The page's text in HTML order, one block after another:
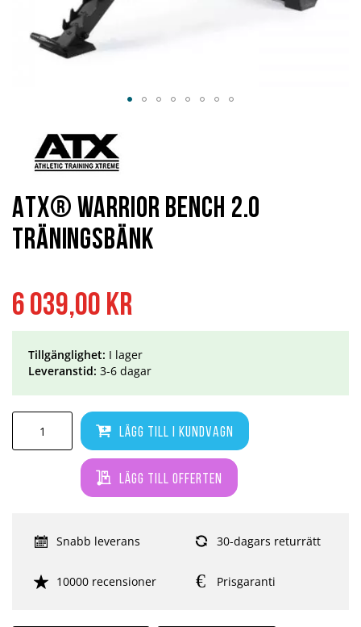
6 039,00 kr
Lägg till i kundvagn
Lägg till offerten
Tillgänglighet: I lager
Leveranstid: 3-6 dagar
Snabb leverans 30-dagars returrätt
10000 recensioner Prisgaranti
ATX® Warrior Bench 2.0
träningsbänk
början
bildgalleriet